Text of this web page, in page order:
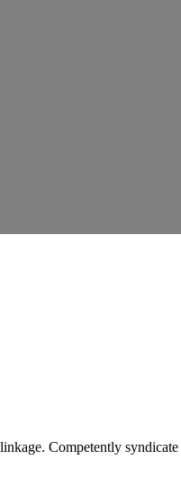
Competently